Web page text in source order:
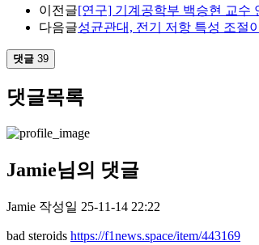
이전글[연구] 기계공학부 백승현 교수
다음글성균관대, 전기 저항 특성 조절
댓글 39
댓글목록
Jamie님의 댓글
Jamie 작성일 25-11-14 22:22
bad steroids https://f1news.space/item/443169